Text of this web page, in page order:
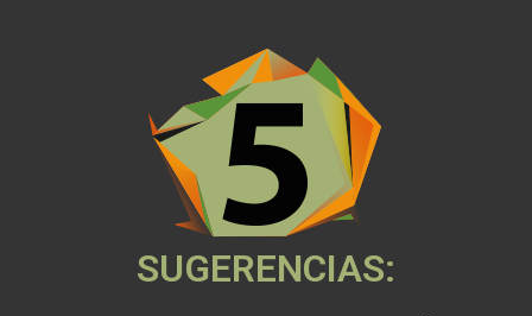
SUGERENCIAS: